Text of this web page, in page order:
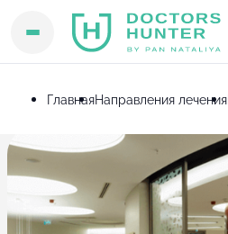
ГлавнаяНаправления лечения